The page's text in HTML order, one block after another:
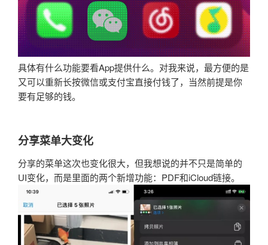
具体有什么功能要看App提供什么。对我来说，最方便的是
又可以重新长按微信或支付宝直接付钱了，当然前提是你
要有足够的钱。
分享菜单大变化
分享的菜单这次也变化很大，但我想说的并不只是简单的
UI变化，而是里面的两个新增功能：PDF和iCloud链接。